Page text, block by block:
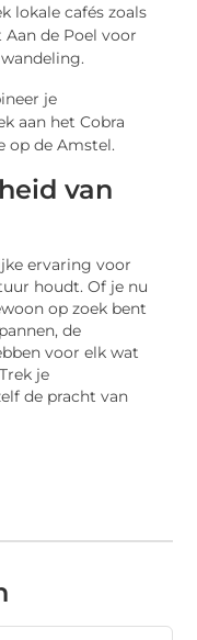
lokale cafés zoals
Aan de Poel voor
je
aan het Cobra
op de Amstel.
van
ervaring voor
houdt. Of je nu
op zoek bent
de
voor elk wat
je
de pracht van